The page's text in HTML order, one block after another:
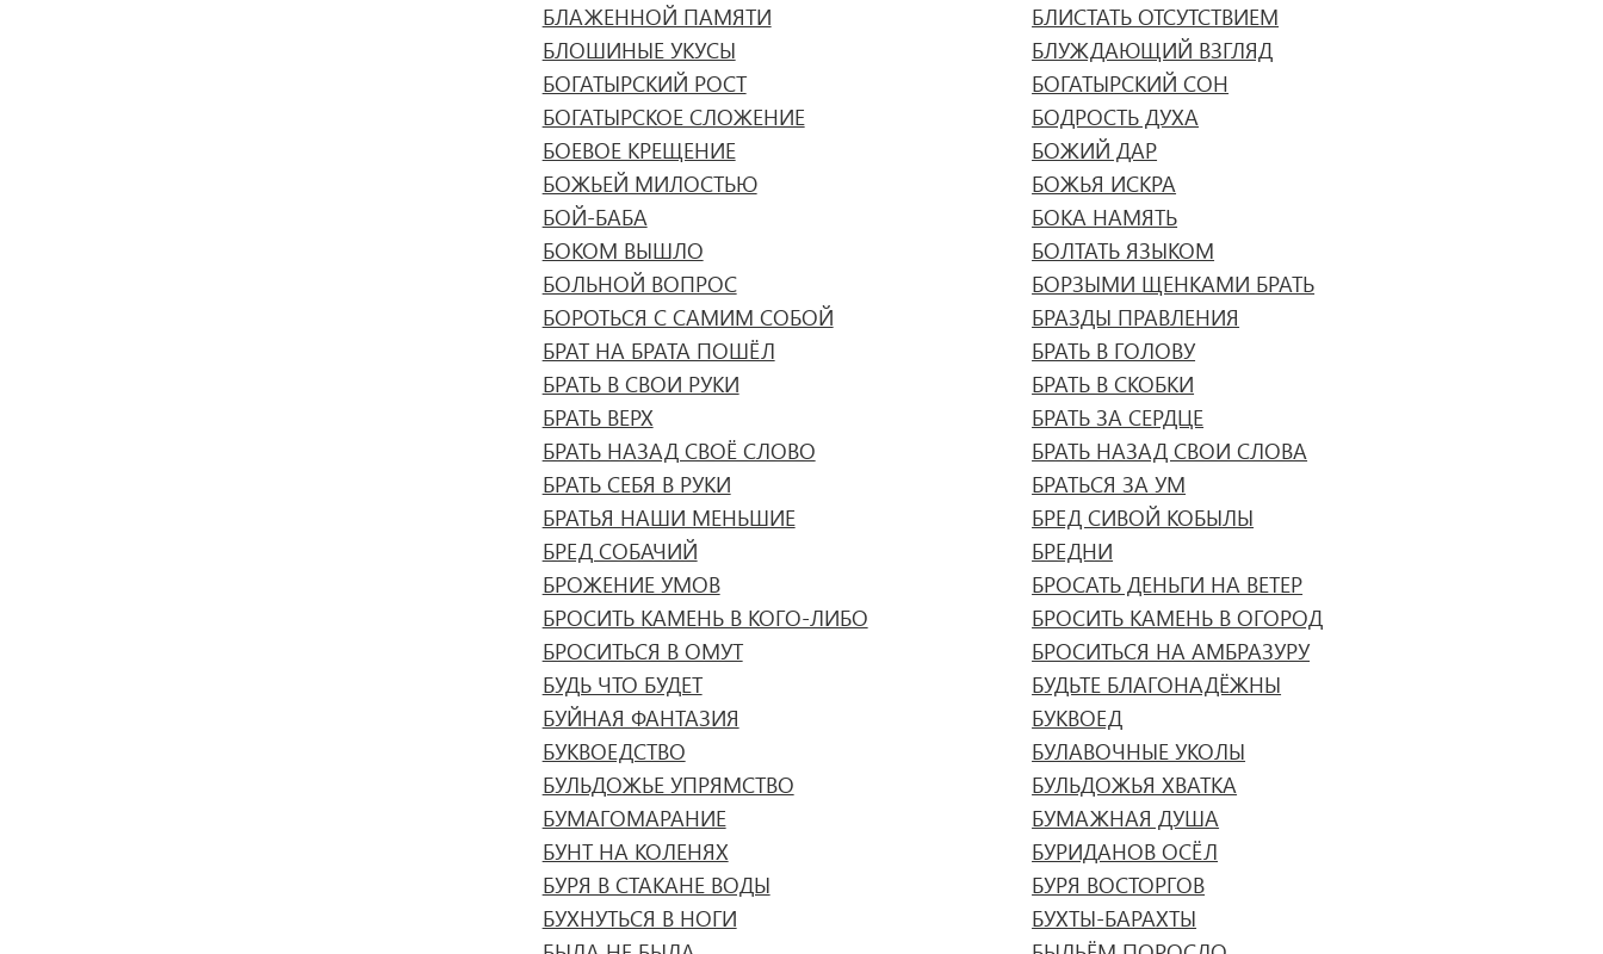
БЛАЖЕННОЙ ПАМЯТИ
БЛИСТАТЬ ОТСУТСТВИЕМ
БЛОШИНЫЕ УКУСЫ
БЛУЖДАЮЩИЙ ВЗГЛЯД
БОГАТЫРСКИЙ РОСТ
БОГАТЫРСКИЙ СОН
БОГАТЫРСКОЕ СЛОЖЕНИЕ
БОДРОСТЬ ДУХА
БОЕВОЕ КРЕЩЕНИЕ
БОЖИЙ ДАР
БОЖЬЕЙ МИЛОСТЬЮ
БОЖЬЯ ИСКРА
БОЙ-БАБА
БОКА НАМЯТЬ
БОКОМ ВЫШЛО
БОЛТАТЬ ЯЗЫКОМ
БОЛЬНОЙ ВОПРОС
БОРЗЫМИ ЩЕНКАМИ БРАТЬ
БОРОТЬСЯ С САМИМ СОБОЙ
БРАЗДЫ ПРАВЛЕНИЯ
БРАТ НА БРАТА ПОШЁЛ
БРАТЬ В ГОЛОВУ
БРАТЬ В СВОИ РУКИ
БРАТЬ В СКОБКИ
БРАТЬ ВЕРХ
БРАТЬ ЗА СЕРДЦЕ
БРАТЬ НАЗАД СВОЁ СЛОВО
БРАТЬ НАЗАД СВОИ СЛОВА
БРАТЬ СЕБЯ В РУКИ
БРАТЬСЯ ЗА УМ
БРАТЬЯ НАШИ МЕНЬШИЕ
БРЕД СИВОЙ КОБЫЛЫ
БРЕД СОБАЧИЙ
БРЕДНИ
БРОЖЕНИЕ УМОВ
БРОСАТЬ ДЕНЬГИ НА ВЕТЕР
БРОСИТЬ КАМЕНЬ В КОГО-ЛИБО
БРОСИТЬ КАМЕНЬ В ОГОРОД
БРОСИТЬСЯ В ОМУТ
БРОСИТЬСЯ НА АМБРАЗУРУ
БУДЬ ЧТО БУДЕТ
БУДЬТЕ БЛАГОНАДЁЖНЫ
БУЙНАЯ ФАНТАЗИЯ
БУКВОЕД
БУКВОЕДСТВО
БУЛАВОЧНЫЕ УКОЛЫ
БУЛЬДОЖЬЕ УПРЯМСТВО
БУЛЬДОЖЬЯ ХВАТКА
БУМАГОМАРАНИЕ
БУМАЖНАЯ ДУША
БУНТ НА КОЛЕНЯХ
БУРИДАНОВ ОСЁЛ
БУРЯ В СТАКАНЕ ВОДЫ
БУРЯ ВОСТОРГОВ
БУХНУТЬСЯ В НОГИ
БУХТЫ-БАРАХТЫ